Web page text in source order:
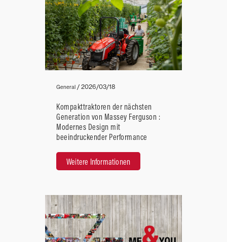
General / 2026/03/18
Kompakttraktoren der nächsten
Generation von Massey Ferguson :
Modernes Design mit
beeindruckender Performance
Weitere Informationen